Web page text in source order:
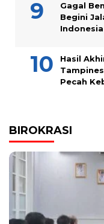
Gagal
Begini
Hasil
Pecah
BIROKRASI